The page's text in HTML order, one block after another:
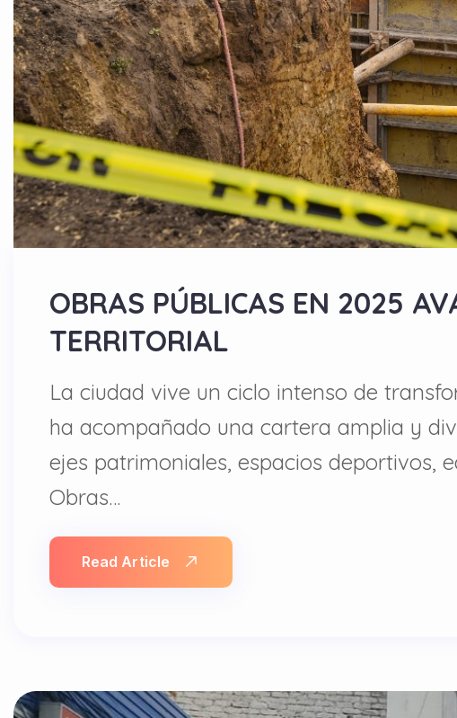
OBRAS PÚBLICAS EN 2025
TERRITORIAL
La ciudad vive un ciclo intenso de
ha acompañado una cartera amplia y
ejes patrimoniales, espacios deportivos,
Obras…
Read Article